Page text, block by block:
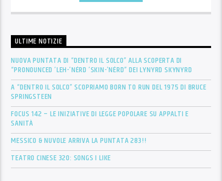
ULTIME NOTIZIE
NUOVA PUNTATA DI “DENTRO IL SOLCO” ALLA SCOPERTA DI
“PRONOUNCED ’LEH-’NÉRD ’SKIN-’NÉRD” DEI LYNYRD SKYNYRD
A “DENTRO IL SOLCO” SCOPRIAMO BORN TO RUN DEL 1975 DI BRUCE
SPRINGSTEEN
FOCUS 142 – LE INIZIATIVE DI LEGGE POPOLARE SU APPALTI E
SANITÀ
MESSICO & NUVOLE ARRIVA LA PUNTATA 283!!
TEATRO CINESE 320: SONGS I LIKE